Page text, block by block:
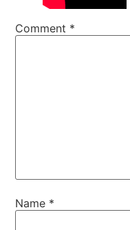
Comment *
Name *